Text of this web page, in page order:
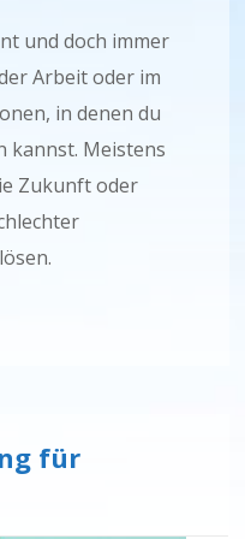
und doch immer
Arbeit oder im
in denen du
kannst. Meistens
Zukunft oder
für